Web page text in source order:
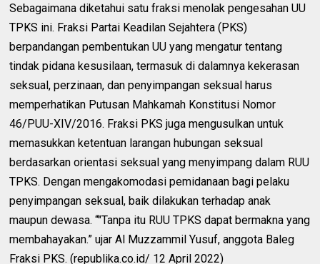
Sebagaimana diketahui satu fraksi menolak pengesahan UU
TPKS ini. Fraksi Partai Keadilan Sejahtera (PKS)
berpandangan pembentukan UU yang mengatur tentang
tindak pidana kesusilaan, termasuk di dalamnya kekerasan
seksual, perzinaan, dan penyimpangan seksual harus
memperhatikan Putusan Mahkamah Konstitusi Nomor
46/PUU-XIV/2016. Fraksi PKS juga mengusulkan untuk
memasukkan ketentuan larangan hubungan seksual
berdasarkan orientasi seksual yang menyimpang dalam RUU
TPKS. Dengan mengakomodasi pemidanaan bagi pelaku
penyimpangan seksual, baik dilakukan terhadap anak
maupun dewasa. “"Tanpa itu RUU TPKS dapat bermakna yang
membahayakan.” ujar Al Muzzammil Yusuf, anggota Baleg
Fraksi PKS. (republika.co.id/ 12 April 2022)